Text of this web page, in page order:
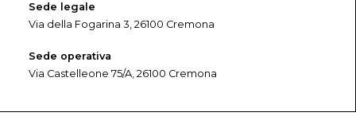
Sede legale
Via della Fogarina 3, 26100 Cremona
Sede operativa
Via Castelleone 75/A, 26100 Cremona